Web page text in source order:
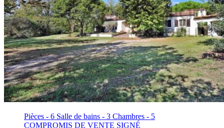
Pièces - 6 Salle de bains - 3 Chambres - 5
COMPROMIS DE VENTE SIGNÉ